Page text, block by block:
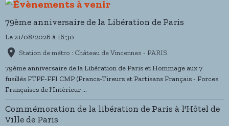
79ème anniversaire de la Libération de Paris
Le 21/08/2026 à 16:30
Station de métro : Château de Vincennes - PARIS
79ème anniversaire de la Libération de Paris et Hommage aux 7
fusillés FTPF-FFI CMP (Francs-Tireurs et Partisans Français - Forces
Françaises de l'Intèrieur ...
Commémoration de la libération de Paris à l'Hôtel de
Ville de Paris